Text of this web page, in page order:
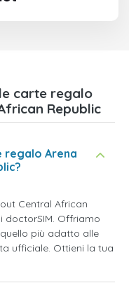
carte regalo
Republic
regalo Arena
Central African
doctorSIM. Offriamo
più adatto alle
ufficiale. Ottieni la tua